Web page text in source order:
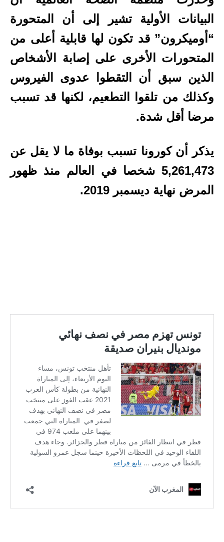
البيانات الأولية تشير إلى أن المتحورة
“أوميكرون” قد تكون لها قابلية أعلى من
المتحورات الأخرى على إصابة الأشخاص
الذين سبق أن التقطوا عدوى الفيروس
وكذلك من تلقوا التطعيم، لكنها قد تسبب
مرضا أقل شدة.
يذكر أن كورونا تسبب بوفاة ما لا يقل عن
5,261,473 شخصا في العالم منذ ظهور
المرض نهاية ديسمبر 2019.